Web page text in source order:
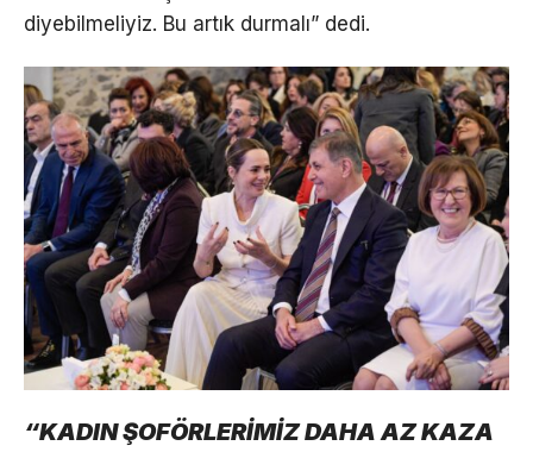
diyebilmeliyiz. Bu artık durmalı” dedi.
“KADIN ŞOFÖRLERİMİZ DAHA AZ KAZA